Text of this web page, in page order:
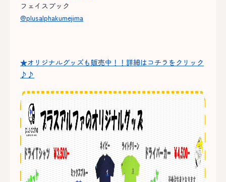
フェイスブック
@plusalphakumejima
★オリジナルグッズも販売中！！詳細はコチラをクリック
♪♪